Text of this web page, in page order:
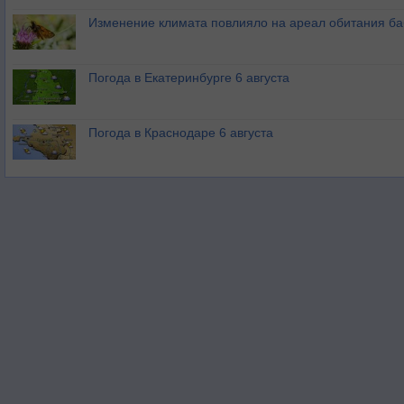
Изменение климата повлияло на ареал обитания
Погода в Екатеринбурге 6 августа
Погода в Краснодаре 6 августа